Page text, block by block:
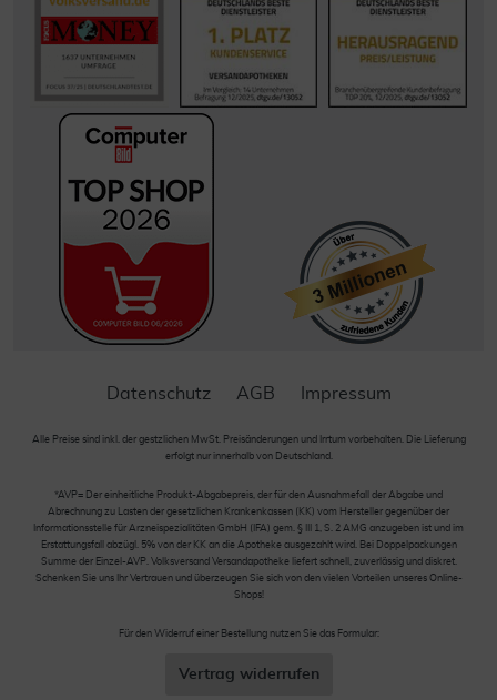
Datenschutz AGB Impressum
Alle Preise sind inkl. der gestzlichen MwSt. Preisänderungen und Irrtum vorbehalten. Die Lieferung
erfolgt nur innerhalb von Deutschland.
*AVP= Der einheitliche Produkt-Abgabepreis, der für den Ausnahmefall der Abgabe und
Abrechnung zu Lasten der gesetzlichen Krankenkassen (KK) vom Hersteller gegenüber der
Informationsstelle für Arzneispezialitäten GmbH (IFA) gem. § III 1, S. 2 AMG anzugeben ist und im
Erstattungsfall abzügl. 5% von der KK an die Apotheke ausgezahlt wird. Bei Doppelpackungen
Summe der Einzel-AVP. Volksversand Versandapotheke liefert schnell, zuverlässig und diskret.
Schenken Sie uns Ihr Vertrauen und überzeugen Sie sich von den vielen Vorteilen unseres Online-
Shops!
Für den Widerruf einer Bestellung nutzen Sie das Formular:
Vertrag widerrufen